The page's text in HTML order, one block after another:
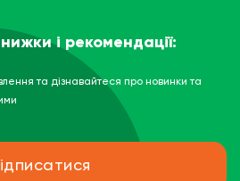
і рекомендації:
та дізнавайтеся про новинки та